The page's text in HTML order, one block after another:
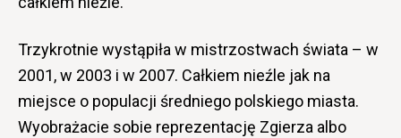
Trzykrotnie wystąpiła w mistrzostwach świata – w
2001, w 2003 i w 2007. Całkiem nieźle jak na
miejsce o populacji średniego polskiego miasta.
Wyobrażacie sobie reprezentację Zgierza albo